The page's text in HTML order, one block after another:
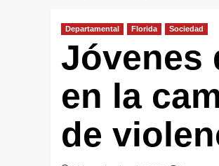
Departamental Florida Sociedad
Jóvenes
en la
de